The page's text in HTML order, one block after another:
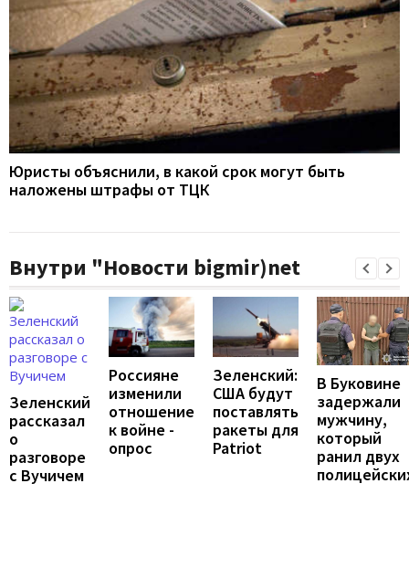
Юристы объяснили, в какой срок могут быть
наложены штрафы от ТЦК
Внутри "Новости bigmir)net
Зеленский
рассказал
о
разговоре
с Вучичем
Россияне
изменили
отношение
к войне -
опрос
Зеленский:
США будут
поставлять
ракеты для
Patriot
В Буковине
задержали
мужчину,
который
ранил двух